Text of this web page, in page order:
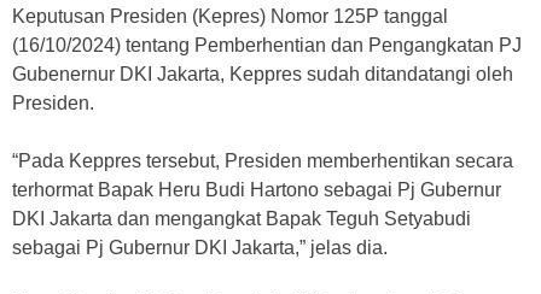
Keputusan Presiden (Kepres) Nomor 125P tanggal
(16/10/2024) tentang Pemberhentian dan Pengangkatan PJ
Gubenernur DKI Jakarta, Keppres sudah ditandatangi oleh
Presiden.
“Pada Keppres tersebut, Presiden memberhentikan secara
terhormat Bapak Heru Budi Hartono sebagai Pj Gubernur
DKI Jakarta dan mengangkat Bapak Teguh Setyabudi
sebagai Pj Gubernur DKI Jakarta,” jelas dia.